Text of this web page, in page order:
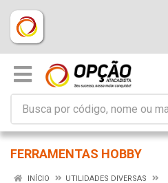
FERRAMENTAS HOBBY
INÍCIO
UTILIDADES DIVERSAS